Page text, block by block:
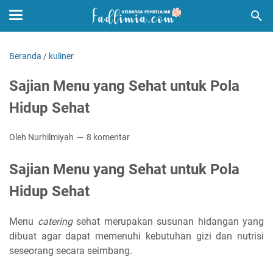
Beranda / kuliner
Sajian Menu yang Sehat untuk Pola
Hidup Sehat
Oleh Nurhilmiyah 8 komentar
Sajian Menu yang Sehat untuk Pola
Hidup Sehat
Menu cateringsehat merupakan susunan hidangan yang
dibuat agar dapat memenuhi kebutuhan gizi dan nutrisi
seseorang secara seimbang.